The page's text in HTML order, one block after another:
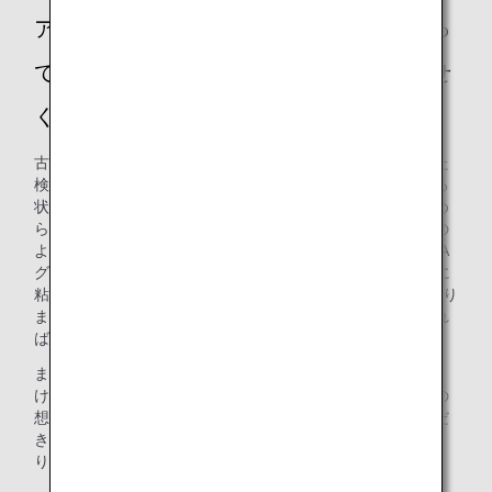
アップサイクルで製作されたバッグを使っ
ていただく方々に伝えたい想いをお聞かせ
ください。
古着を使用したバッグ製作について発案し、具現化に向けた
検討を進めている中、新型コロナウイルスの感染が拡大する
状況となりました。この影響を受け、思うように検討を進め
らない期間が続き、何度もくじけそうになりましたが、その
ような時はいつも多くの仲間に支えられました。私たちANA
グループのDNAである「挑戦」する気持ちで、仲間とともに
粘り強く取り組み、発案から約3年後にようやく製品化に至り
ました。この挑戦する想いを少しでもお客様にお伝えできれ
ばと思っております。
また、ANAグループはこのほかにも積極的にSDGs達成に向
けた取り組みを行っています。ぜひ、私たちANAグループの
想いの詰まった、世界に一つしかないバッグをご使用いただ
き、お客様とともに楽しくSDGs達成に向けた取り組みを盛
り上げていければと思います。